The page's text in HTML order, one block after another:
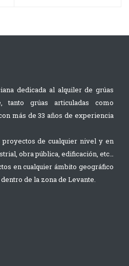
dedicada al alquiler de grúas
tanto grúas articuladas como
más de 33 años de experiencia
proyectos de cualquier nivel y en
obra pública, edificación, etc…
en cualquier ámbito geográfico
de la zona de Levante.